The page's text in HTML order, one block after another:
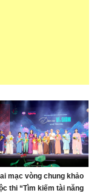
mạc vòng chung khảo
thi “Tìm kiếm tài năng